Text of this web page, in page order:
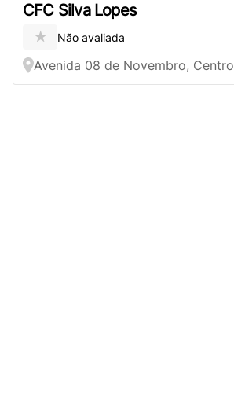
CFC Silva Lopes
★ Não avaliada
Avenida 08 de Novembro, Centro